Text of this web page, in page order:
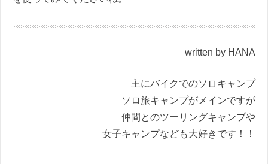
written by HANA
主にバイクでのソロキャンプ
ソロ旅キャンプがメインですが
仲間とのツーリングキャンプや
女子キャンプなども大好きです！！